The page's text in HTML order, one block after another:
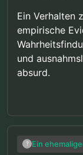
Ein Verhalten
empirische
und
absurd.
?